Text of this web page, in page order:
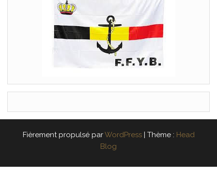
Fièrement propulsé parWordPress | Thème : Head
Blog